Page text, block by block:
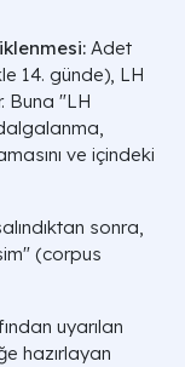
Adet
14. günde), LH
Buna "LH
ve içindeki
sonra,
(corpus
uyarılan
hazırlayan